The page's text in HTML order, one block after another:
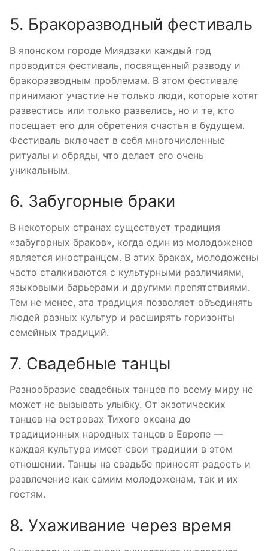
5. Бракоразводный фестиваль
В японском городе Миядзаки каждый год
проводится фестиваль, посвященный разводу и
бракоразводным проблемам. В этом фестивале
принимают участие не только люди, которые хотят
развестись или только развелись, но и те, кто
посещает его для обретения счастья в будущем.
Фестиваль включает в себя многочисленные
ритуалы и обряды, что делает его очень
уникальным.
6. Забугорные браки
В некоторых странах существует традиция
«забугорных браков», когда один из молодоженов
является иностранцем. В этих браках, молодожены
часто сталкиваются с культурными различиями,
языковыми барьерами и другими препятствиями.
Тем не менее, эта традиция позволяет объединять
людей разных культур и расширять горизонты
семейных традиций.
7. Свадебные танцы
Разнообразие свадебных танцев по всему миру не
может не вызывать улыбку. От экзотических
танцев на островах Тихого океана до
традиционных народных танцев в Европе —
каждая культура имеет свои традиции в этом
отношении. Танцы на свадьбе приносят радость и
развлечение как самим молодоженам, так и их
гостям.
8. Ухаживание через время